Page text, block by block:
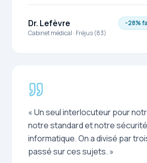
Dr. Lefèvre
Cabinet médical · Fréjus (83)
-28%
«Un seul interlocuteur pour
notre standard et notre sécurité
informatique. On a divisé par
passé sur ces sujets. »